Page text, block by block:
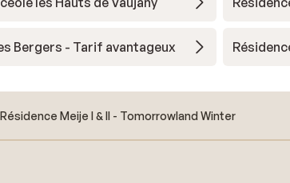
Bergers - Tarif avantageux
Résidence Meije I & II - Tomorrowland Winter